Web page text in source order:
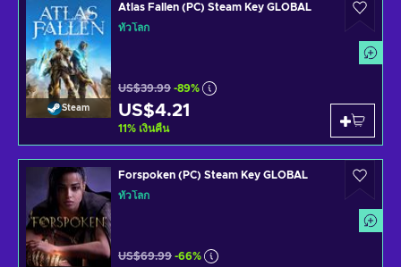
Steam
Atlas Fallen (PC) Steam Key GLOBAL
ทั่วโลก
US$39.99 -89%
US$4.21
11% เงินคืน
Forspoken (PC) Steam Key GLOBAL
ทั่วโลก
US$69.99 -66%